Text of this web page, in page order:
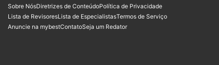
Sobre NósDiretrizes de ConteúdoPolítica de Privacidade
Lista de RevisoresLista de EspecialistasTermos de Serviço
Anuncie na mybestContatoSeja um Redator